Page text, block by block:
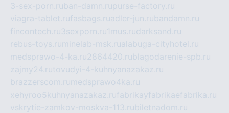
3-sex-porn.ruban-damn.rupurse-factory.ru
viagra-tablet.rufasbags.ruadler-jun.rubandamn.ru
fincontech.ru3sexporn.ru1mus.rudarksand.ru
rebus-toys.ru minelab-msk.rualabuga-cityhotel.ru
medsprawo-4-ka.ru2864420.rublagodarenie-spb.ru
zajmy24.rutovudyi-4-kuhnyanazakaz.ru
brazzerscom.ru medsprawo4ka.ru
xehyroo5kuhnyanazakaz.rufabrikayfabrikaefabrika.ru
vskrytie-zamkov-moskva-113.rubiletnadom.ru